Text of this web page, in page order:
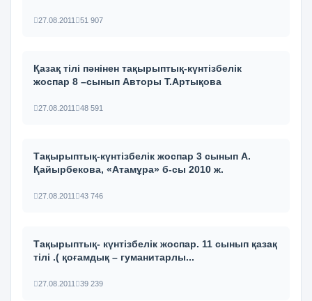
27.08.2011 51 907
Қазақ тілі пәнінен тақырыптық-күнтізбелік
жоспар 8 –сынып Авторы Т.Артықова
27.08.2011 48 591
Тақырыптық-күнтізбелік жоспар 3 сынып А.
Қайырбекова, «Атамұра» б-сы 2010 ж.
27.08.2011 43 746
Тақырыптық- күнтізбелік жоспар. 11 сынып қазақ
тілі .( қоғамдық – гуманитарлы...
27.08.2011 39 239